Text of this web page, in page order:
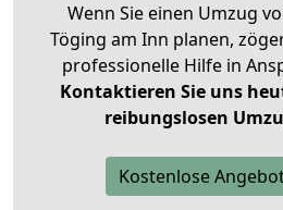
Wenn Sie einen Umzug
Töging am Inn planen,
professionelle Hilfe in
Kontaktieren Sie uns
reibungslosen
Kostenlose